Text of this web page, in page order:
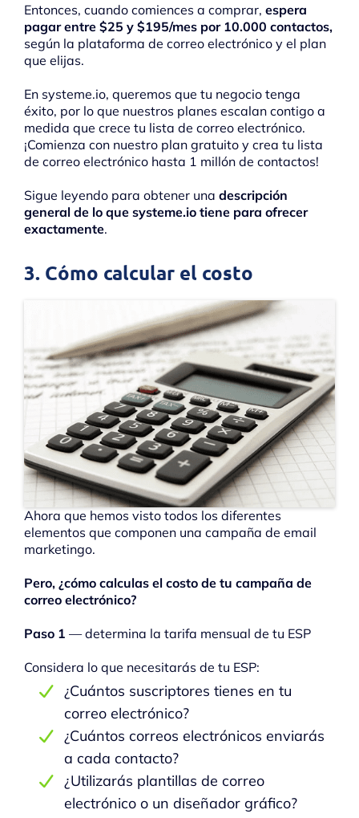
Entonces, cuando comiences a comprar, espera
pagar entre $25 y $195/mes por 10.000 contactos,
según la plataforma de correo electrónico y el plan
que elijas.
En systeme.io, queremos que tu negocio tenga
éxito, por lo que nuestros planes escalan contigo a
medida que crece tu lista de correo electrónico.
¡Comienza con nuestro plan gratuito y crea tu lista
de correo electrónico hasta 1 millón de contactos!
Sigue leyendo para obtener una descripción
general de lo que systeme.io tiene para ofrecer
exactamente.
3. Cómo calcular el costo
Ahora que hemos visto todos los diferentes
elementos que componen una campaña de email
marketingo.
Pero, ¿cómo calculas el costo de tu campaña de
correo electrónico?
Paso 1 — determina la tarifa mensual de tu ESP
Considera lo que necesitarás de tu ESP:
¿Cuántos suscriptores tienes en tu
correo electrónico?
¿Cuántos correos electrónicos enviarás
a cada contacto?
¿Utilizarás plantillas de correo
electrónico o un diseñador gráfico?